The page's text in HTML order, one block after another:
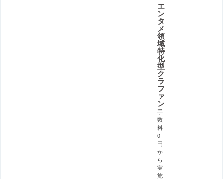
エ
ン
タ
メ
領
域
特
化
型
ク
ラ
フ
ァ
ン
手
数
料
0
円
か
ら
実
施